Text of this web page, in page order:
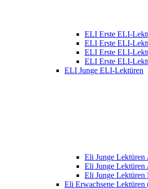
ELI Erste ELI-
ELI Erste ELI-
ELI Erste ELI-
ELI Erste ELI-
ELI Junge ELI-Lektüren
Eli Junge Lektüren
Eli Junge Lektüren
Eli Junge Lektüren
Eli Erwachsene